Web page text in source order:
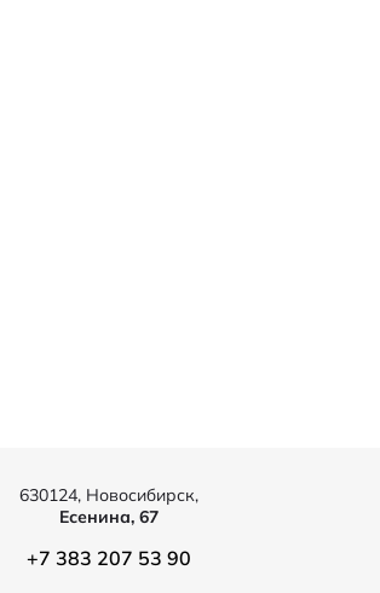
630124, Новосибирск,
Есенина, 67
+7 383 207 53 90